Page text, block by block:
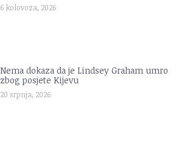
6 kolovoza, 2026
Nema dokaza da je Lindsey Graham umro
zbog posjete Kijevu
20 srpnja, 2026